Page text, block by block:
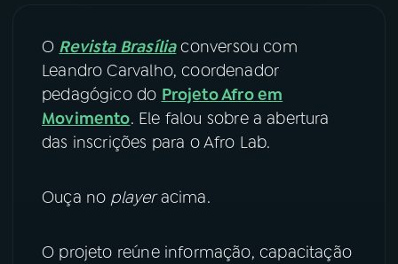
07ÚLTIMAS
08 FESTIVAL DE MÚSICA
ACOMPANHE A RÁDIO NACIONAL
O Revista Brasíliaconversou com
Leandro Carvalho, coordenador
pedagógico do Projeto Afro em
Movimento. Ele falou sobre a abertura
das inscrições para o Afro Lab.
Ouça no playeracima.
O projeto reúne informação, capacitação